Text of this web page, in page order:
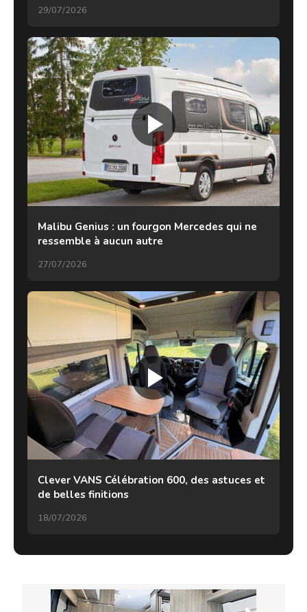
29/07/2026
Malibu Genius : un fourgon Mercedes qui ne
ressemble à aucun autre
27/07/2026
Clever VANS Célébration 600, des astuces et
de belles finitions
18/07/2026